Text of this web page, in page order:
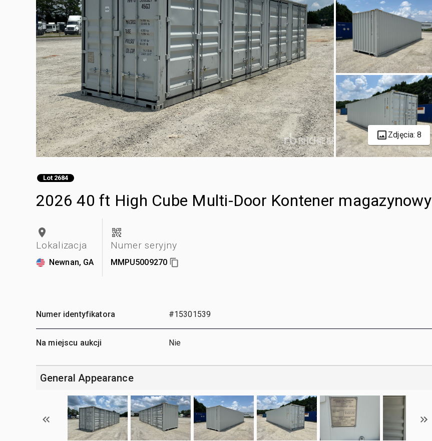
Zdjęcia: 8
Lot 2684
2026 40 ft High Cube Multi-Door Kontener magazynowy
Lokalizacja
Newnan, GA
Numer seryjny
MMPU5009270
Numer identyfikatora #15301539
Na miejscu aukcji Nie
General Appearance